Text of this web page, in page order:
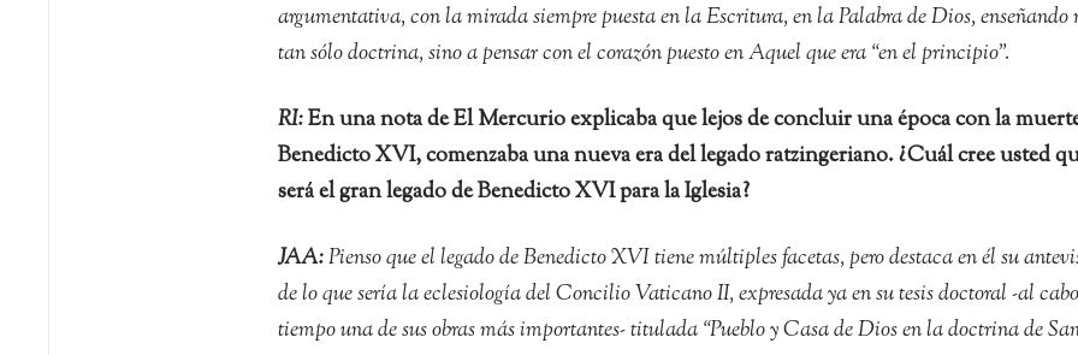
argumentativa, con la mirada siempre puesta en la Escritura, en la Palabra de Dios, enseñando
tan sólo doctrina, sino a pensar con el corazón puesto en Aquel que era “en el principio”.
RI:En una nota de El Mercurio explicaba que lejos de concluir una época con la
Benedicto XVI, comenzaba una nueva era del legado ratzingeriano. ¿Cuál cree usted
será el gran legado de Benedicto XVI para la Iglesia?
JAA:Pienso que el legado de Benedicto XVI tiene múltiples facetas, pero destaca en él su
de lo que sería la eclesiología del Concilio Vaticano II, expresada ya en su tesis doctoral -al
tiempo una de sus obras más importantes- titulada “Pueblo y Casa de Dios en la doctrina de